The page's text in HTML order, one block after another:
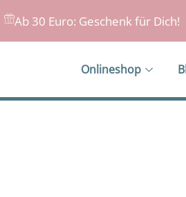
Ab 30 Euro: Geschenk für Dich!
Onlineshop